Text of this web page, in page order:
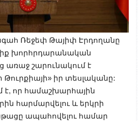
Ռեջեփ Թայիփ Էրդողանը
խորհրդարանական
առաջ շարունակում է
Թուրքիայի» իր տեսլականը:
է, որ համաշխարհային
հարմարվելու և երկրի
ապահովելու համար